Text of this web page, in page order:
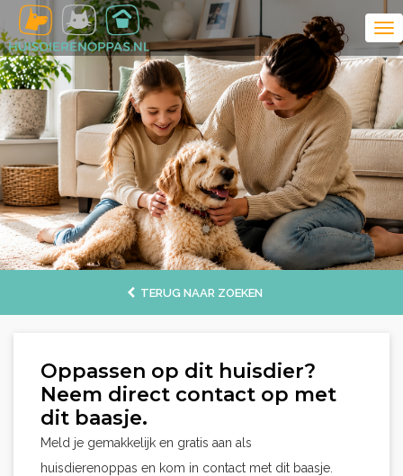
TERUG NAAR ZOEKEN
Oppassen op dit huisdier?
Neem direct contact op met
dit baasje.
Meld je gemakkelijk en gratis aan als
huisdierenoppas en kom in contact met dit baasje.